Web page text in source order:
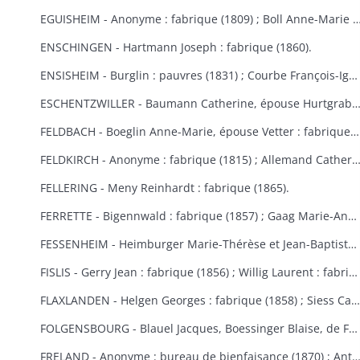
EGUISHEIM - Anonyme : fabrique (1809) ; Boll Anne-Marie : bureau de bienfaisance (1829) ; Brucker François Joseph : fabrique (1846) ; Burglin François Xavier : fabrique (1831) ; Hertzog, de Logelbach, Wehrlé Antoine : hospice (1863) ; Ludwig Jean : fabrique (1829) ; Meyer Véronique : fabrique (1809) ; Raffat Ignace : bureau de bienfaisance (fondation Boll, 1862) ; Schultz Anne-Marie : fabrique (1823) ; Strub Elisabeth : fabrique (1824).
ENSCHINGEN - Hartmann Joseph : fabrique (1860).
ENSISHEIM - Burglin : pauvres (1831) ; Courbe François-Ignace : pauvres (1834) ; Goeb Thérèse : fabrique (1870) ; Hobig Joseph, Roth Catherine : fabrique (1832) ; Kaistling Françoise : fabrique (1820) ; Krafft Charles : fabrique (1861) ; Mordilliat Marguerite : fabrique (1835) ; Mutz Anne-Marie : fabrique et pauvres (1833) ; Rumbach Catherine, épouse Schmitt : fabrique (1836) ; Zeller Thérèse : bureau de bienfaisance (1848).
ESCHENTZWILLER - Baumann Catherine, épouse Hurtgraber : fabrique (1849) ; Butsch Henri, Sibus Françoise : fabrique (1855) ; Ernst Jean-Baptiste : fabrique (1853) ; Jeltsch Pancrace : bureau de bienfaisance (1865) ; Rieter Jean-Baptiste : pauvres (1842) ; Wolff Agathe, épouse Reng : fabrique (1840).
FELDBACH - Boeglin Anne-Marie, épouse Vetter : fabrique et pauvres (1850-1853).
FELDKIRCH - Anonyme : fabrique (1815) ; Allemand Catherine : fabrique (1840) ; Friess Marie-Anne : fabrique de Bollwiller et Feldkirch (1825) (voir aussi Bollwiller) ; Geiller Apolline, épouse Riber : fabrique (1847) ; Neff Etienne, Michel Madeleine, épouse Martin, de Bollwiller : fabrique (1834) ; Pfulb François-Joseph : fabriques de Feldkirch et Bollwiller (1819) ; Pfulb Rémi, de Bollwiller : fabrique (1835-1846) ; épouse Pfulb Richard, Mayer Catherine, épouse Zagula, Strieh Elisabeth, épouse Fries : fabrique (1838) ; Strub Rémi, père, Durwell Jean-Adam : fabrique (1834) ; Willemann Marie-Anne, épouse Riber : fabrique (1839).
FELLERING - Meny Reinhardt : fabrique (1865).
FERRETTE - Bigennwald : fabrique (1857) ; Gaag Marie-Anne : bureau de bienfaisance et fabrique de Traubach-le-Haut (1869-1870) ; Gerbaulet Guillaume : bureau de bienfaisance et commune (1845-1858) ; Koechlin André : bureau de bienfaisance (1847) ; Schirmer, de Colmar : bureau de bienfaisance (1847).
FESSENHEIM - Heimburger Marie-Thérèse et Jean-Baptiste : fabrique (1862-1868) ; Schönauer Jacques : fabrique (1845).
FISLIS - Gerry Jean : fabrique (1856) ; Willig Laurent : fabrique (1853).
FLAXLANDEN - Helgen Georges : fabrique (1858) ; Siess Catherine, épouse Meyer : fabrique (1846) ; Steib Catherine, épouse Helgen : fabrique (1854) ; Steib Elisabeth, épouse Sies : fabrique (1851).
FOLGENSBOURG - Blauel Jacques, Boessinger Blaise, de Folgensbourg, Linder Anne-Marie, épouse Duringer, Moser, de Hagenthal-le-Haut, Runser Jacques, Runser Simon, héritiers Studer Philippe, Thannberger de Blotzheim : fabrique (1834-1839) ; Wicky Marie-Anne : commune (1865).
FRELAND - Anonyme : bureau de bienfaisance (1870) ; Antoine Jean-Nicolas : bureau de bienfaisance (1862) ; Bertrand Catherine : commune, fabrique et école (1823) ; Bertrand Marie-Catherine : fabrique (1853) ; Herqué Antoine : bureau de bienfaisance (1856).